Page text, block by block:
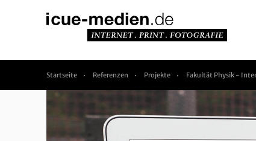
Startseite Referenzen Projekte Fakultät Physik -